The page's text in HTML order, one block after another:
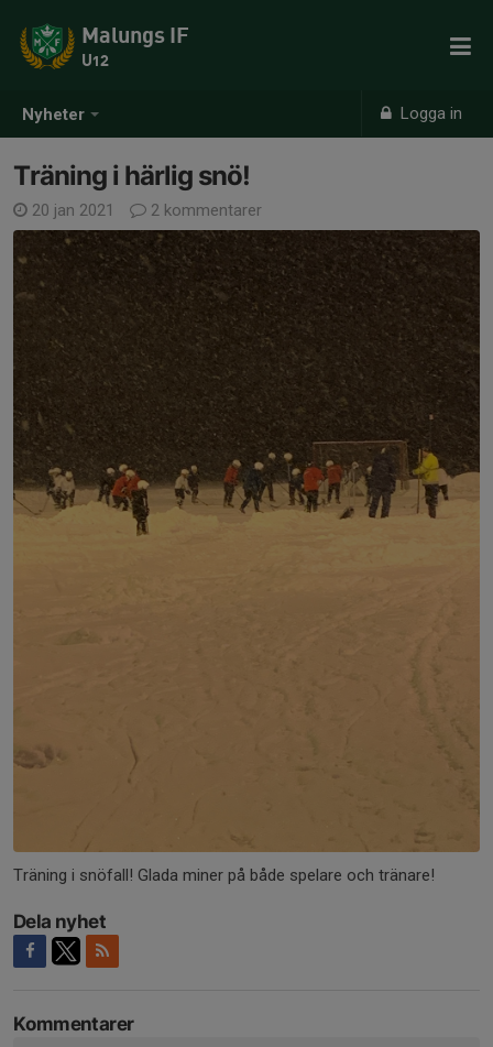
Nyheter Logga in
Malungs IF
U12
Träning i härlig snö!
20 jan 2021 2 kommentarer
Träning i snöfall! Glada miner på både spelare och tränare!
Dela nyhet
Kommentarer